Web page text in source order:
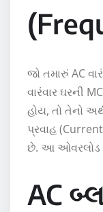
જો તમારું AC
વારંવાર ઘરની
હોય, તો તેનો
પ્રવાહ
છે. આ ઓવરલોડ
AC